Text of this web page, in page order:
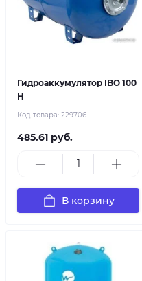
Гидроаккумулятор IBO 100
H
Код товара: 229706
485.61 руб.
В корзину